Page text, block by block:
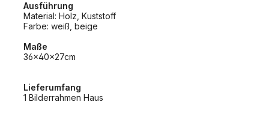
Ausführung
Material: Holz, Kuststoff
Farbe: weiß, beige
Maße
36x40x27cm
Lieferumfang
1 Bilderrahmen Haus